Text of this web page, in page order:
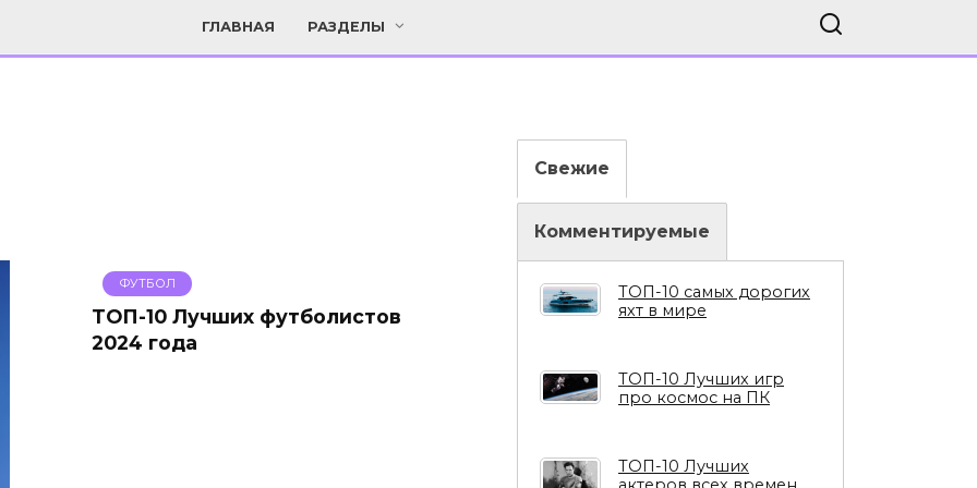
ГЛАВНАЯ РАЗДЕЛЫ
ФУТБОЛ
ТОП-10 Лучших футболистов
2024 года
Свежие
Комментируемые
ТОП-10 самых дорогих
яхт в мире
ТОП-10 Лучших игр
про космос на ПК
ТОП-10 Лучших